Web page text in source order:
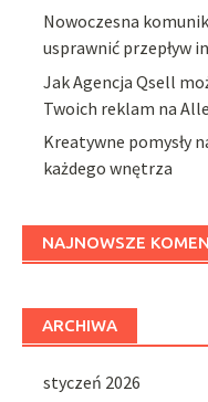
Nowoczesna
usprawnić przepływ
Jak Agencja Qsell
Twoich reklam na
Kreatywne pomysły
każdego wnętrza
NAJNOWSZE
ARCHIWA
styczeń 2026